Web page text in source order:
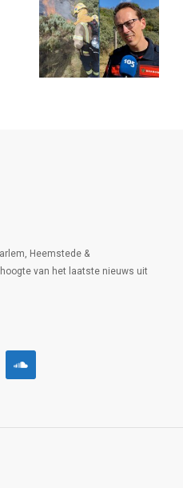
Heemstede &
van het laatste nieuws uit